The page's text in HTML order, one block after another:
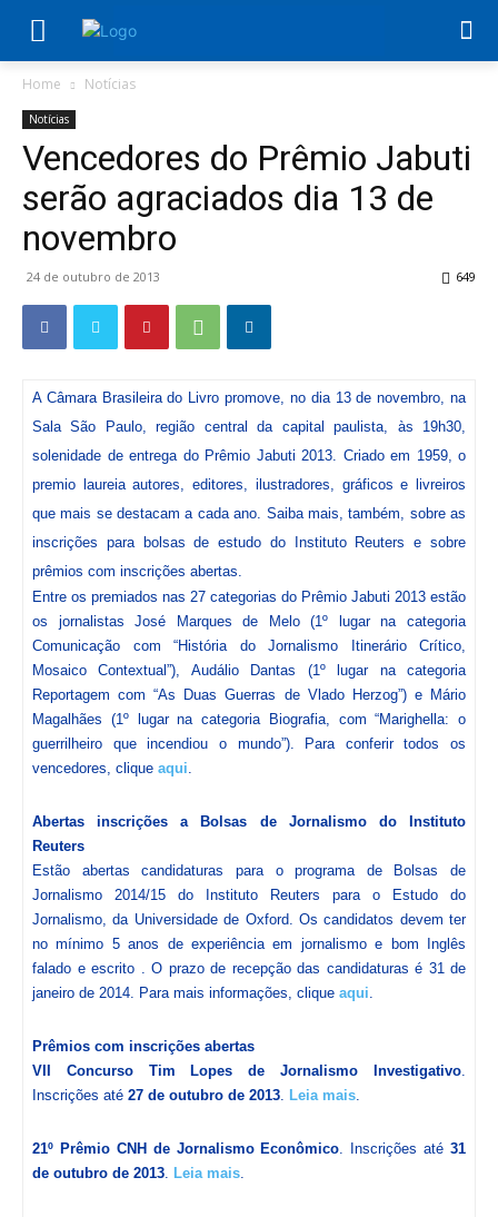
Home Notícias
Notícias
Vencedores do Prêmio Jabuti
serão agraciados dia 13 de
novembro
24 de outubro de 2013 649
A Câmara Brasileira do Livro promove, no dia 13 de novembro, na
Sala São Paulo, região central da capital paulista, às 19h30,
solenidade de entrega do Prêmio Jabuti 2013. Criado em 1959, o
premio laureia autores, editores, ilustradores, gráficos e livreiros
que mais se destacam a cada ano. Saiba mais, também, sobre as
inscrições para bolsas de estudo do Instituto Reuters e sobre
prêmios com inscrições abertas.
Entre os premiados nas 27 categorias do Prêmio Jabuti 2013 estão
os jornalistas José Marques de Melo (1º lugar na categoria
Comunicação com “História do Jornalismo Itinerário Crítico,
Mosaico Contextual”), Audálio Dantas (1º lugar na categoria
Reportagem com “As Duas Guerras de Vlado Herzog”) e Mário
Magalhães (1º lugar na categoria Biografia, com “Marighella: o
guerrilheiro que incendiou o mundo”). Para conferir todos os
vencedores, clique aqui.
Abertas inscrições a Bolsas de Jornalismo do Instituto
Reuters
Estão abertas candidaturas para o programa de Bolsas de
Jornalismo 2014/15 do Instituto Reuters para o Estudo do
Jornalismo, da Universidade de Oxford. Os candidatos devem ter
no mínimo 5 anos de experiência em jornalismo e bom Inglês
falado e escrito . O prazo de recepção das candidaturas é 31 de
janeiro de 2014. Para mais informações, clique aqui.
Prêmios com inscrições abertas
VII Concurso Tim Lopes de Jornalismo Investigativo.
Inscrições até 27 de outubro de 2013. Leia mais.
21º Prêmio CNH de Jornalismo Econômico. Inscrições até 31
de outubro de 2013. Leia mais.